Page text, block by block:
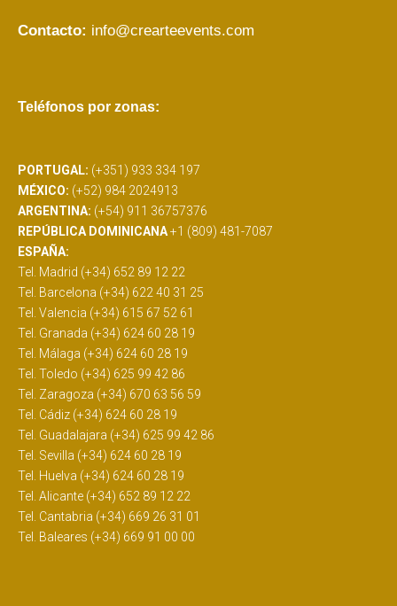
Contacto: info@crearteevents.com
Teléfonos por zonas:
PORTUGAL: (+351) 933 334 197
MÉXICO: (+52) 984 2024913
ARGENTINA: (+54) 911 36757376
REPÚBLICA DOMINICANA+1 (809) 481-7087
ESPAÑA:
Tel. Madrid (+34) 652 89 12 22
Tel. Barcelona (+34) 622 40 31 25
Tel. Valencia (+34) 615 67 52 61
Tel. Granada (+34) 624 60 28 19
Tel. Málaga (+34) 624 60 28 19
Tel. Toledo (+34) 625 99 42 86
Tel. Zaragoza (+34) 670 63 56 59
Tel. Cádiz (+34) 624 60 28 19
Tel. Guadalajara (+34) 625 99 42 86
Tel. Sevilla (+34) 624 60 28 19
Tel. Huelva (+34) 624 60 28 19
Tel. Alicante (+34) 652 89 12 22
Tel. Cantabria (+34) 669 26 31 01
Tel. Baleares (+34) 669 91 00 00